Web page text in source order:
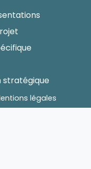
stratégique
légales